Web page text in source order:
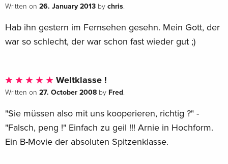
Written on 26. January 2013 by chris.
Hab ihn gestern im Fernsehen gesehn. Mein Gott, der
war so schlecht, der war schon fast wieder gut ;)
Weltklasse !
Written on 27. October 2008 by Fred.
"Sie müssen also mit uns kooperieren, richtig ?" -
"Falsch, peng !" Einfach zu geil !!! Arnie in Hochform.
Ein B-Movie der absoluten Spitzenklasse.